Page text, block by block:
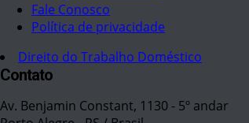
Fale Conosco
Política de privacidade
Direito do Trabalho Doméstico
Contato
Av. Benjamin Constant, 1130 - 5º andar